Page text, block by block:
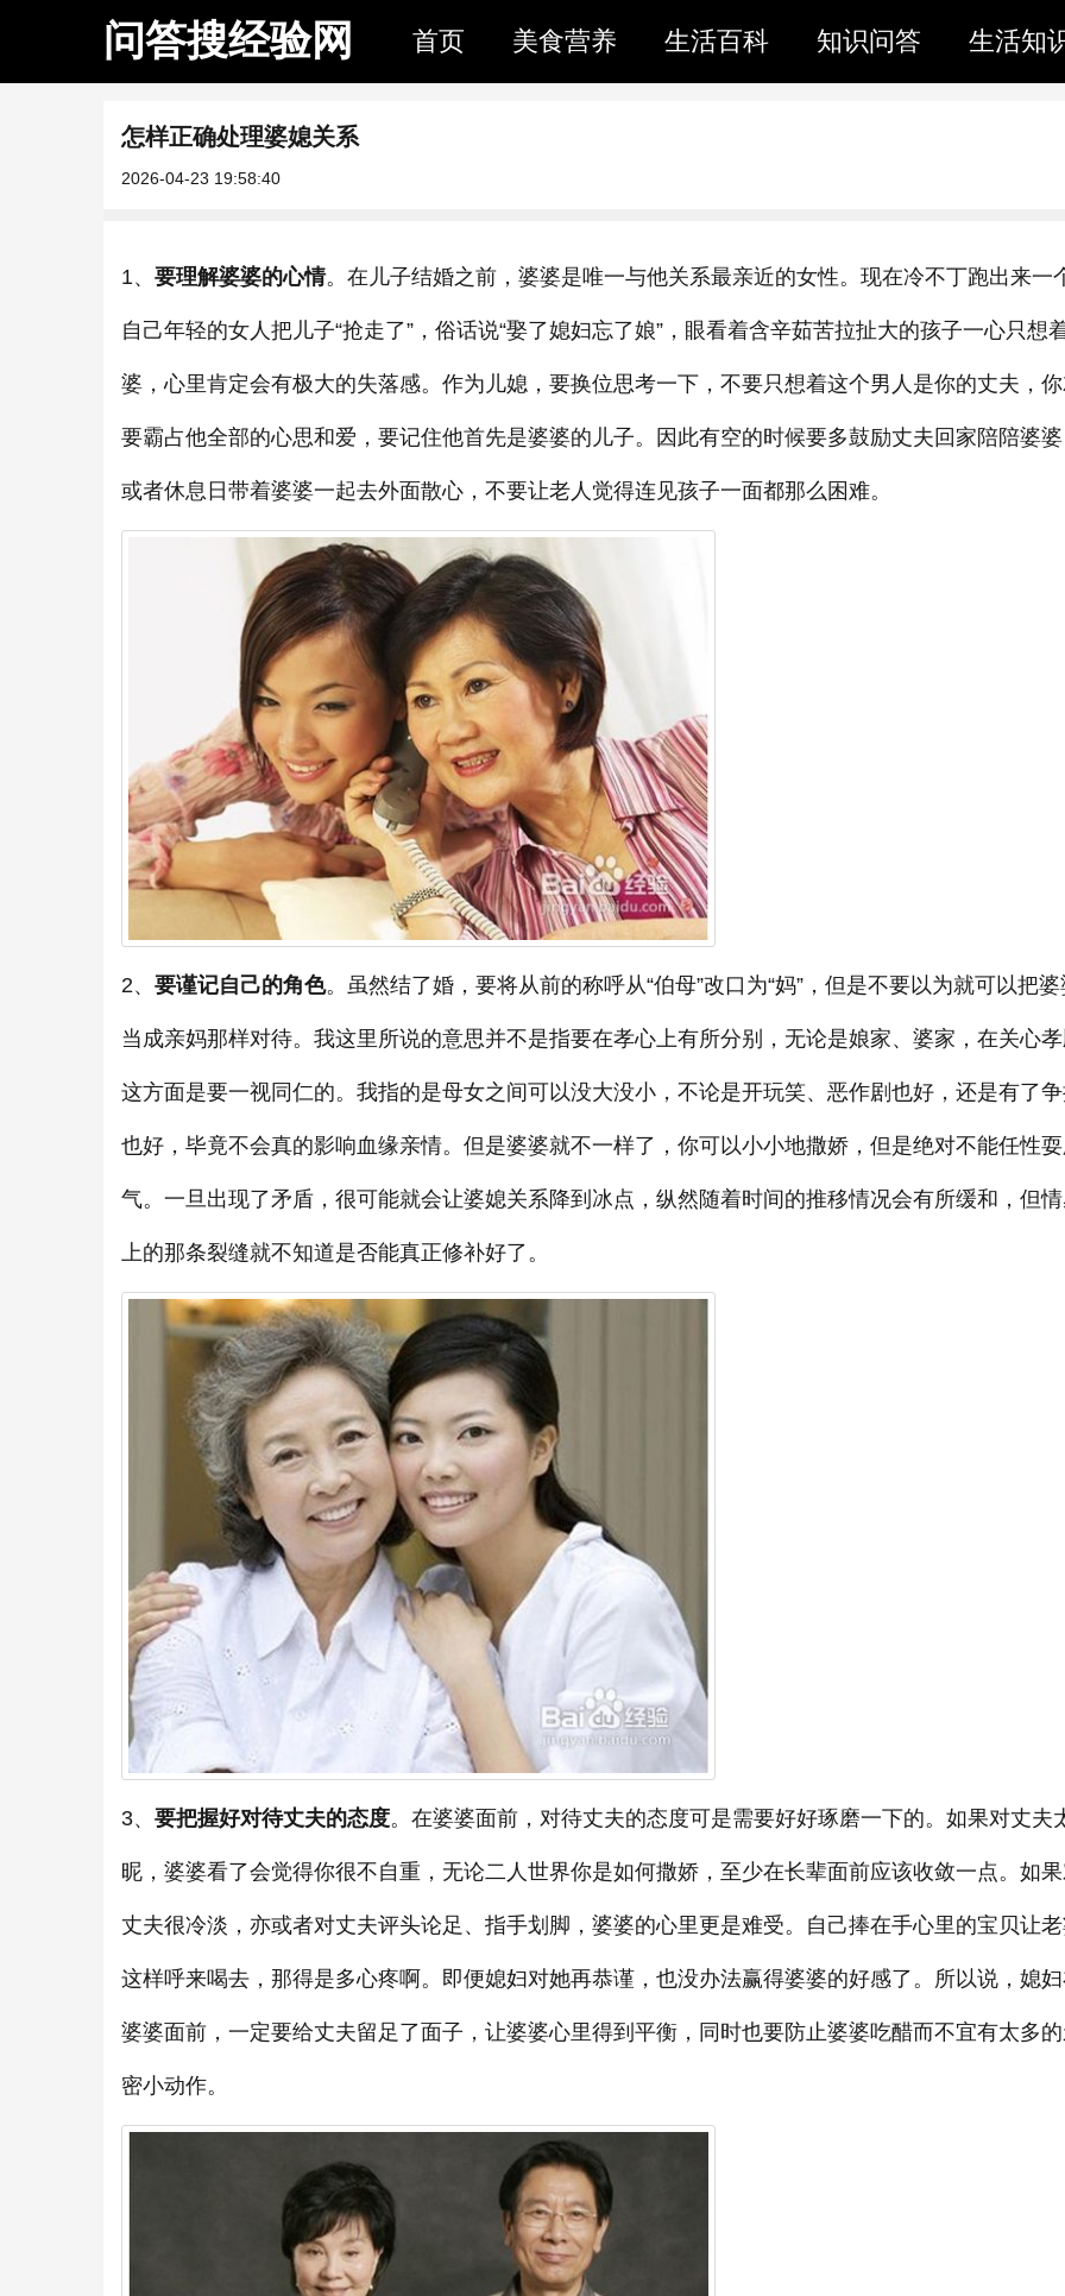
问答搜经验网 首页 美食营养 生活百科 知识问答 生活知
怎样正确处理婆媳关系
2026-04-23 19:58:40
1、 要理解婆婆的心情。在儿子结婚之前，婆婆是唯一与他关系最亲近的女性。现在冷不丁跑出来一
自己年轻的女人把儿子“抢走了”，俗话说“娶了媳妇忘了娘”，眼看着含辛茹苦拉扯大的孩子一心只想
婆，心里肯定会有极大的失落感。作为儿媳，要换位思考一下，不要只想着这个男人是你的丈夫，
要霸占他全部的心思和爱，要记住他首先是婆婆的儿子。因此有空的时候要多鼓励丈夫回家陪陪婆婆
或者休息日带着婆婆一起去外面散心，不要让老人觉得连见孩子一面都那么困难。
2、 要谨记自己的角色。虽然结了婚，要将从前的称呼从“伯母”改口为“妈”，但是不要以为就可以把婆
当成亲妈那样对待。我这里所说的意思并不是指要在孝心上有所分别，无论是娘家、婆家，在关心
这方面是要一视同仁的。我指的是母女之间可以没大没小，不论是开玩笑、恶作剧也好，还是有了争
也好，毕竟不会真的影响血缘亲情。但是婆婆就不一样了，你可以小小地撒娇，但是绝对不能任性
气。一旦出现了矛盾，很可能就会让婆媳关系降到冰点，纵然随着时间的推移情况会有所缓和，但
上的那条裂缝就不知道是否能真正修补好了。
3、 要把握好对待丈夫的态度。在婆婆面前，对待丈夫的态度可是需要好好琢磨一下的。如果对丈夫
昵，婆婆看了会觉得你很不自重，无论二人世界你是如何撒娇，至少在长辈面前应该收敛一点。如
丈夫很冷淡，亦或者对丈夫评头论足、指手划脚，婆婆的心里更是难受。自己捧在手心里的宝贝让
这样呼来喝去，那得是多心疼啊。即便媳妇对她再恭谨，也没办法赢得婆婆的好感了。所以说，媳
婆婆面前，一定要给丈夫留足了面子，让婆婆心里得到平衡，同时也要防止婆婆吃醋而不宜有太多
密小动作。